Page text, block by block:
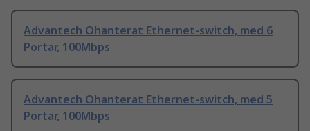
Advantech Ohanterat Ethernet-switch, med 6
Portar, 100Mbps
Advantech Ohanterat Ethernet-switch, med 5
Portar, 100Mbps